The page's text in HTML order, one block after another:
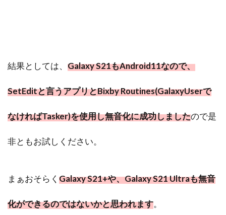
結果としては、 Galaxy S21もAndroid11なので、
SetEditと言うアプリとBixby Routines(GalaxyUserで
なければTasker)を使用し無音化に成功しましたので是
非ともお試しください。
まぁおそらく Galaxy S21+や、Galaxy S21 Ultraも無音
化ができるのではないかと思われます。